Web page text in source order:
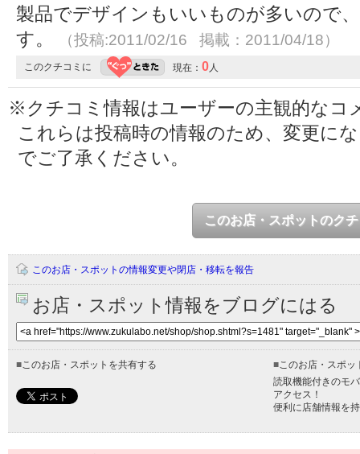
製品でデザインもいいものが多いので
す。
（投稿:2011/02/16 掲載：2011/04/18）
このクチコミに 現在： 0人
※クチコミ情報はユーザーの主観的なコ
これらは投稿時の情報のため、変更に
でご了承ください。
このお店・スポットのク
このお店・スポットの情報変更や閉店・移転を報告
お店・スポット情報をブログにはる
■このお店・スポットを共有する ■このお店・スポッ
読取機能付きのモ
アクセス！
便利に店舗情報を